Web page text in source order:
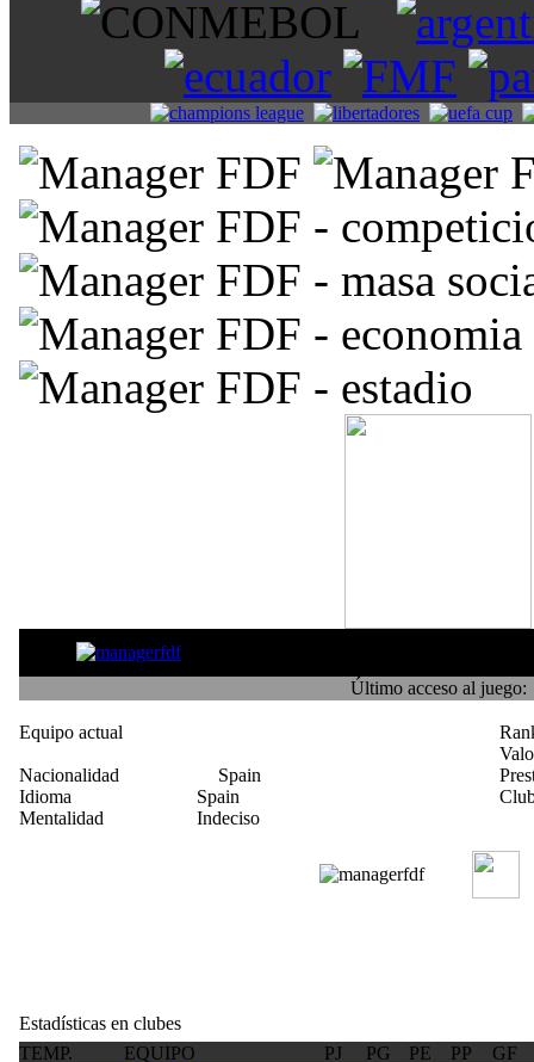
Último acceso al juego:
Equipo actual
Nacionalidad
Spain
Idioma
Spain
Mentalidad
Indeciso
Estadísticas en clubes
TEMP.
EQUIPO PJ PG PE PP
GF